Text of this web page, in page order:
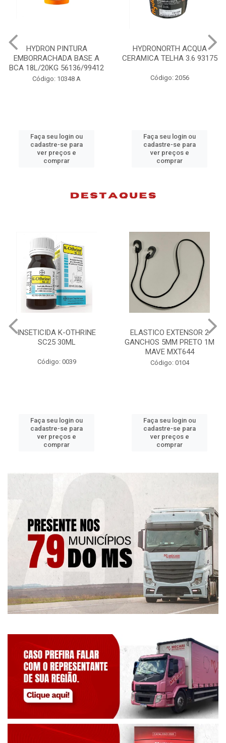
HYDRONORTH ACQUA
CERAMICA TELHA 3.6 93175
Código: 2056
Faça seu login ou
cadastre-se para
ver preços e
comprar
HYDRONORTH GRANFFINO
PEDRAS MARROCOS 20KG
Código: 10383 B
Faça seu login ou
cadastre-se para
ver preços e
comprar
INSETICIDA K-OTHRINE
SC25 30ML
Código: 0039
Faça seu login ou
cadastre-se para
ver preços e
comprar
ELASTICO EXTENSOR 2
GANCHOS 5MM PRETO 1M
MAVE MXT644
Código: 0104
Faça seu login ou
cadastre-se para
ver preços e
comprar